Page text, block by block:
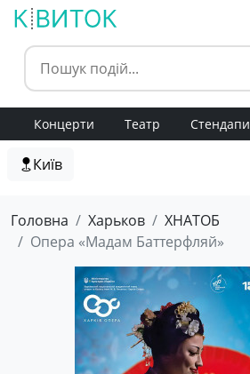
Концерти Театр Стендапи
Київ
Головна Харьков
ХНАТОБ
Опера «Мадам Баттерфляй»